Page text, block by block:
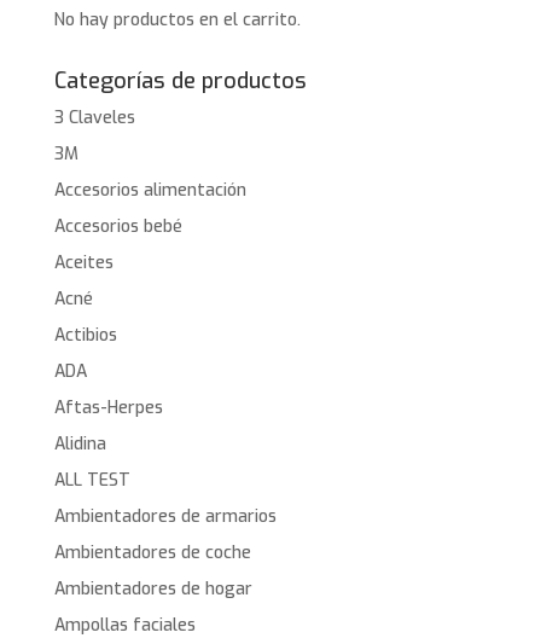
No hay productos en el carrito.
Categorías de productos
3 Claveles
3M
Accesorios alimentación
Accesorios bebé
Aceites
Acné
Actibios
ADA
Aftas-Herpes
Alidina
ALL TEST
Ambientadores de armarios
Ambientadores de coche
Ambientadores de hogar
Ampollas faciales